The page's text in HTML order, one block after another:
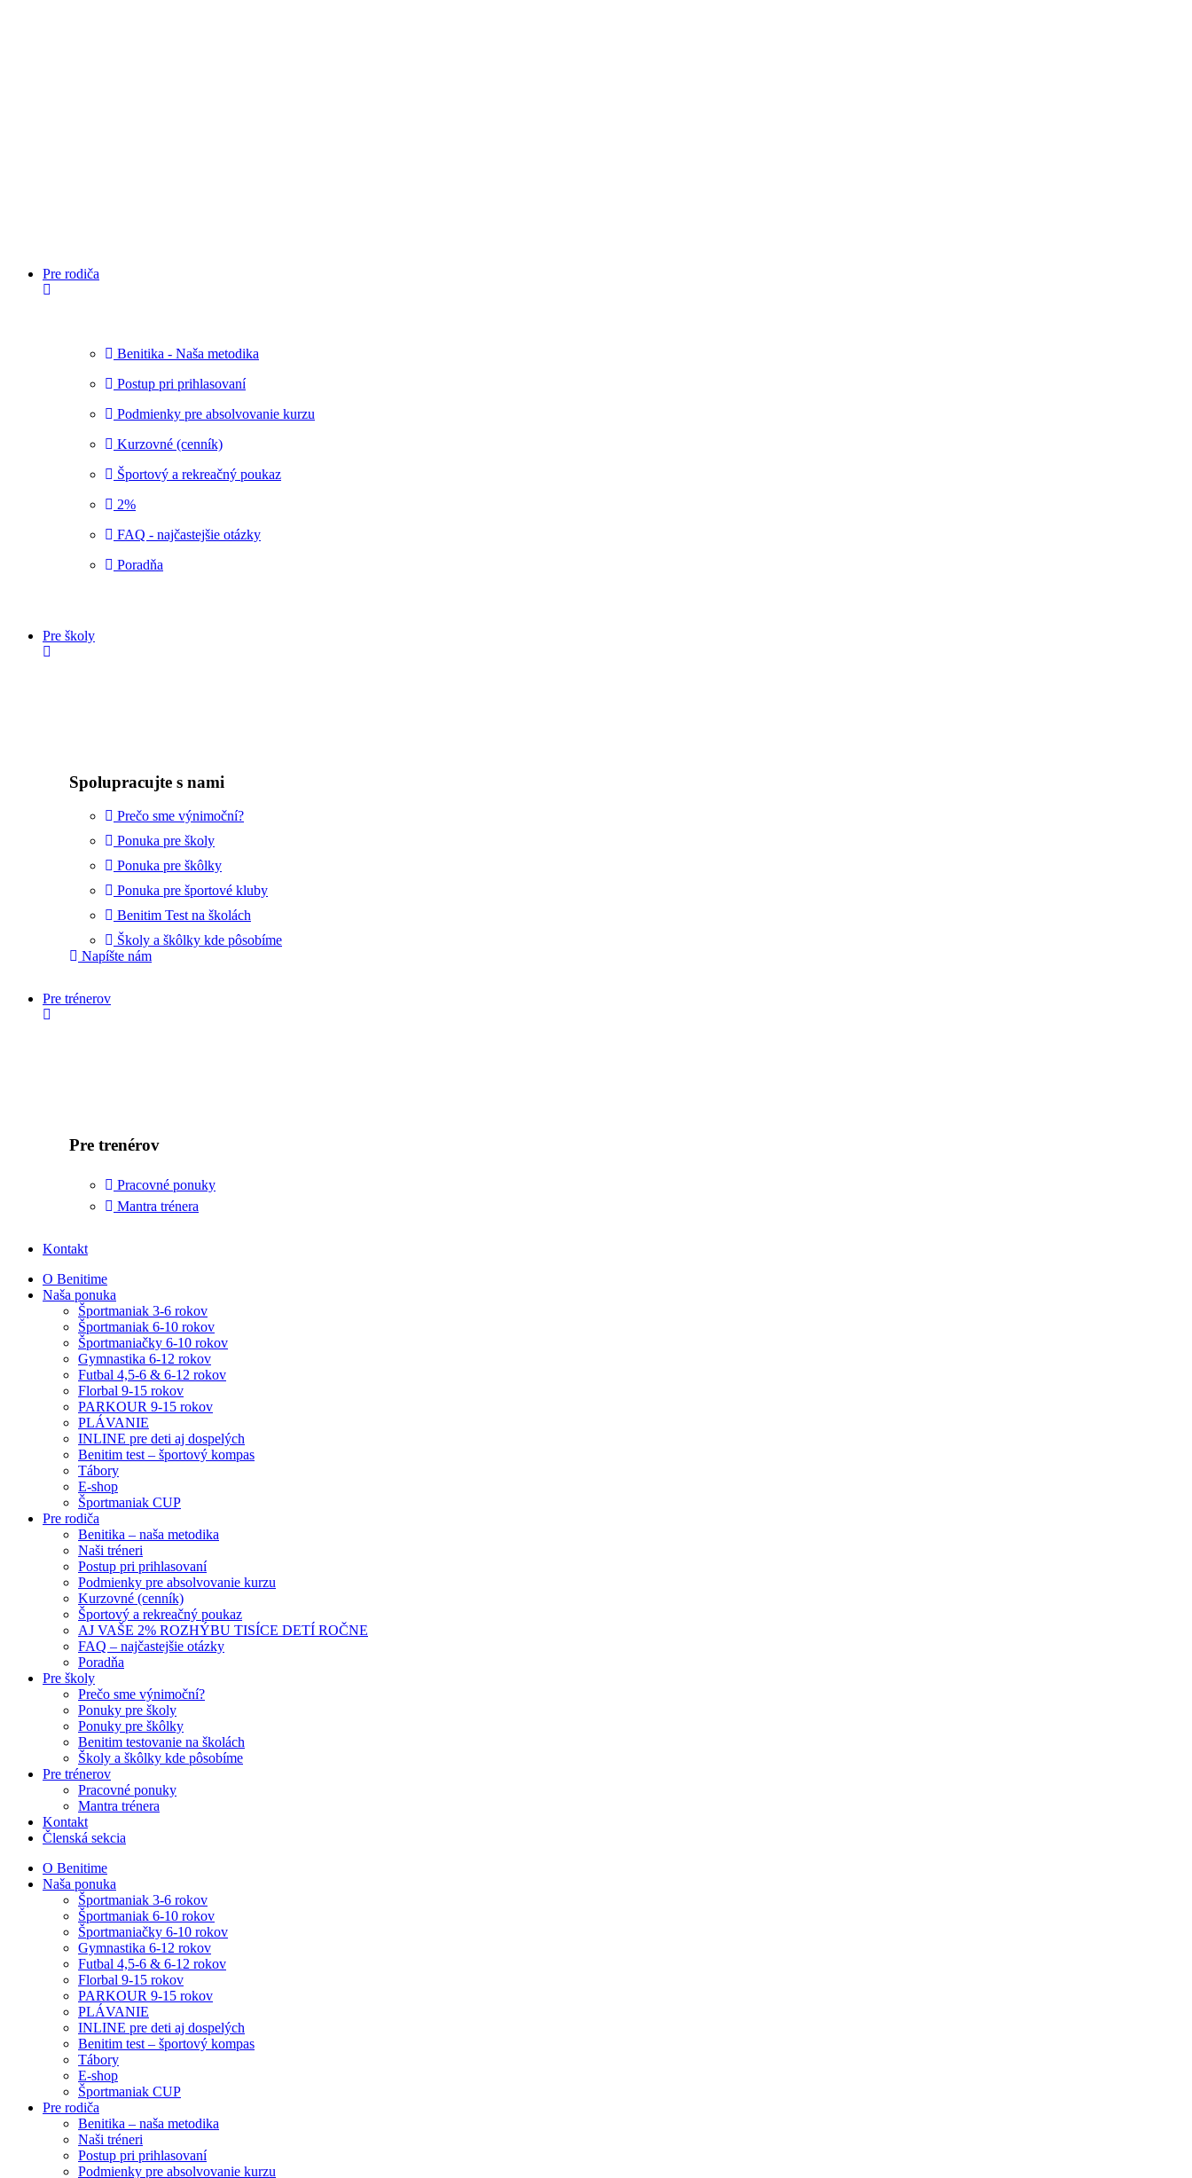
Pre rodiča
Benitika - Naša metodika
Postup pri prihlasovaní
Podmienky pre absolvovanie kurzu
Kurzovné (cenník)
Športový a rekreačný poukaz
2%
FAQ - najčastejšie otázky
Poradňa
Pre školy
Spolupracujte s nami
Prečo sme výnimoční?
Ponuka pre školy
Ponuka pre škôlky
Ponuka pre športové kluby
Benitim Test na školách
Školy a škôlky kde pôsobíme
Napíšte nám
Pre trénerov
Pre trenérov
Pracovné ponuky
Mantra trénera
Kontakt
O Benitime
Naša ponuka
Športmaniak 3-6 rokov
Športmaniak 6-10 rokov
Športmaniačky 6-10 rokov
Gymnastika 6-12 rokov
Futbal 4,5-6 & 6-12 rokov
Florbal 9-15 rokov
PARKOUR 9-15 rokov
PLÁVANIE
INLINE pre deti aj dospelých
Benitim test – športový kompas
Tábory
E-shop
Športmaniak CUP
Pre rodiča
Benitika – naša metodika
Naši tréneri
Postup pri prihlasovaní
Podmienky pre absolvovanie kurzu
Kurzovné (cenník)
Športový a rekreačný poukaz
AJ VAŠE 2% ROZHÝBU TISÍCE DETÍ ROČNE
FAQ – najčastejšie otázky
Poradňa
Pre školy
Prečo sme výnimoční?
Ponuky pre školy
Ponuky pre škôlky
Benitim testovanie na školách
Školy a škôlky kde pôsobíme
Pre trénerov
Pracovné ponuky
Mantra trénera
Kontakt
Členská sekcia
O Benitime
Naša ponuka
Športmaniak 3-6 rokov
Športmaniak 6-10 rokov
Športmaniačky 6-10 rokov
Gymnastika 6-12 rokov
Futbal 4,5-6 & 6-12 rokov
Florbal 9-15 rokov
PARKOUR 9-15 rokov
PLÁVANIE
INLINE pre deti aj dospelých
Benitim test – športový kompas
Tábory
E-shop
Športmaniak CUP
Pre rodiča
Benitika – naša metodika
Naši tréneri
Postup pri prihlasovaní
Podmienky pre absolvovanie kurzu